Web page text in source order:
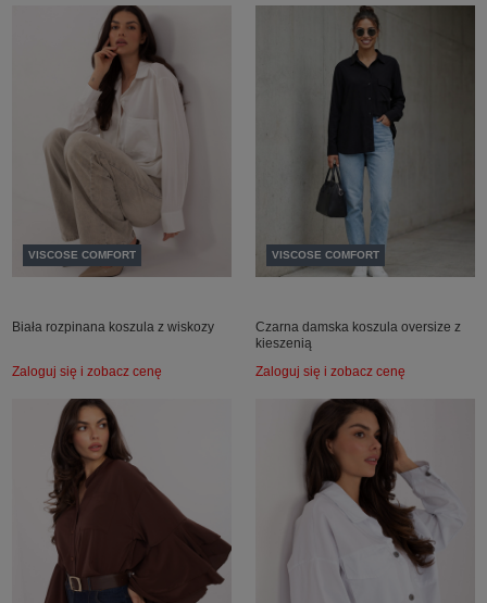
VISCOSE COMFORT
Biała rozpinana koszula z wiskozy
Zaloguj się i zobacz cenę
VISCOSE COMFORT
Czarna damska koszula oversize z
kieszenią
Zaloguj się i zobacz cenę